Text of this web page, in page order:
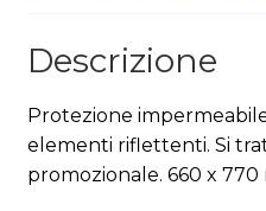
Descrizione
Protezione
elementi riflettenti. Si
promozionale. 660 x 770